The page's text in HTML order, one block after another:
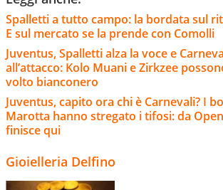
Spalletti a tutto campo: la bordata sul
E sul mercato se la prende con Comolli
Juventus, Spalletti alza la voce e
all’attacco: Kolo Muani e Zirkzee
volto bianconero
Juventus, capito ora chi è Carnevali? I
Marotta hanno stregato i tifosi: da
finisce qui
Gioielleria Delfino